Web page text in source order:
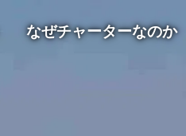
なぜチャーターなのか